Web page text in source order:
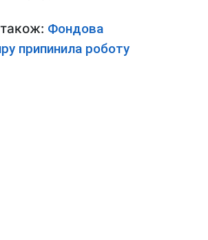
Фондова
припинила роботу